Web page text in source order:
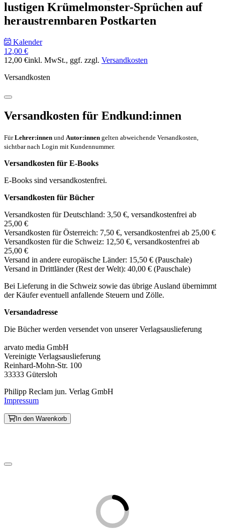
lustigen Krümelmonster-Sprüchen auf
heraustrennbaren Postkarten
Kalender
12,00 €
12,00 €inkl. MwSt., ggf. zzgl. Versandkosten
Versandkosten
Versandkosten für Endkund:innen
FürLehrer:innen und Autor:innen gelten abweichende Versandkosten,
sichtbar nach Login mit Kundennummer.
Versandkosten für E-Books
E-Books sind versandkostenfrei.
Versandkosten für Bücher
Versandkosten für Deutschland: 3,50 €, versandkostenfrei ab
25,00 €
Versandkosten für Österreich: 7,50 €, versandkostenfrei ab 25,00 €
Versandkosten für die Schweiz: 12,50 €, versandkostenfrei ab
25,00 €
Versand in andere europäische Länder: 15,50 € (Pauschale)
Versand in Drittländer (Rest der Welt): 40,00 € (Pauschale)
Bei Lieferung in die Schweiz sowie das übrige Ausland übernimmt
der Käufer eventuell anfallende Steuern und Zölle.
Versandadresse
Die Bücher werden versendet von unserer Verlagsauslieferung
arvato media GmbH
Vereinigte Verlagsauslieferung
Reinhard-Mohn-Str. 100
33333 Gütersloh
Philipp Reclam jun. Verlag GmbH
Impressum
In den Warenkorb